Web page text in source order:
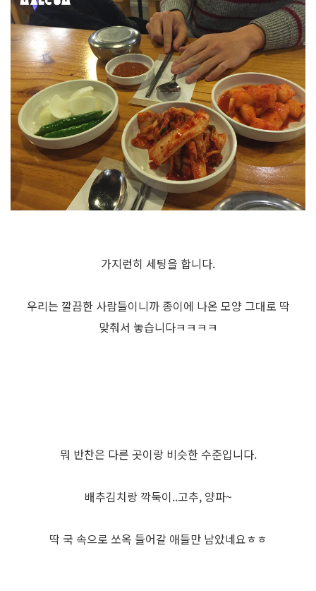
가지런히 세팅을 합니다.
우리는 깔끔한 사람들이니까 종이에 나온 모양 그대로 딱
맞춰서 놓습니다ㅋㅋㅋㅋ
뭐 반찬은 다른 곳이랑 비슷한 수준입니다.
배추김치랑 깍둑이..고추, 양파~
딱 국 속으로 쏘옥 들어갈 애들만 남았네요ㅎㅎ